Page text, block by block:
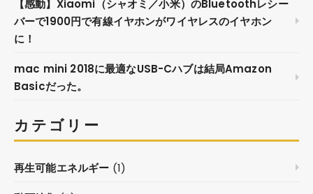
【感動】Xiaomi（シャオミ／小米）のBluetoothレシー
バーで1900円で有線イヤホンがワイヤレスのイヤホン
に！
mac mini 2018に最適なUSB-Cハブは結局Amazon
Basicだった。
カテゴリー
再生可能エネルギー (1)